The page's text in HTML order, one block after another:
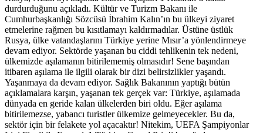
durdurduğunu açıkladı. Kültür ve Turizm Bakanı ile
Cumhurbaşkanlığı Sözcüsü İbrahim Kalın’ın bu ülkeyi ziyaret
etmelerine rağmen bu kısıtlamayı kaldırmadılar. Üstüne üstlük
Rusya, ülke vatandaşlarını Türkiye yerine Mısır’a yönlendirmeye
devam ediyor. Sektörde yaşanan bu ciddi tehlikenin tek nedeni,
ülkemizde aşılamanın bitirilememiş olmasıdır! Sene başından
itibaren aşılama ile ilgili olarak bir dizi belirsizlikler yaşandı.
Yaşanmaya da devam ediyor. Sağlık Bakanının yaptığı bütün
açıklamalara karşın, yaşanan tek gerçek var: Türkiye, aşılamada
dünyada en geride kalan ülkelerden biri oldu. Eğer aşılama
bitirilemezse, yabancı turistler ülkemize gelmeyecekler. Bu da,
sektör için bir felakete yol açacaktır! Nitekim, UEFA Şampiyonlar